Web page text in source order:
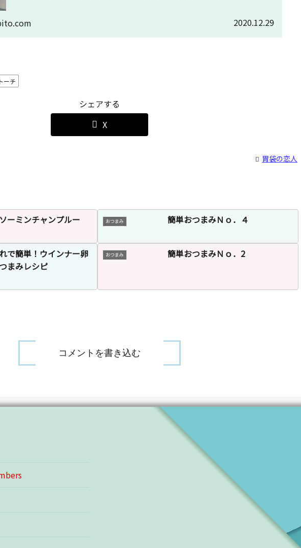
2020.12.29
ーチ
シェアする
X
胃袋の恋人
ーミンチャンプルー おつまみ 簡単おつまみＮｏ．４
で簡単！ウインナー卵
まみレシピ
おつまみ 簡単おつまみＮｏ．2
コメントを書き込む